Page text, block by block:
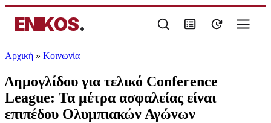
ENIKOS.
Αρχική » Κοινωνία
Δημογλίδου για τελικό Conference
League: Τα μέτρα ασφαλείας είναι
επιπέδου Ολυμπιακών Αγώνων